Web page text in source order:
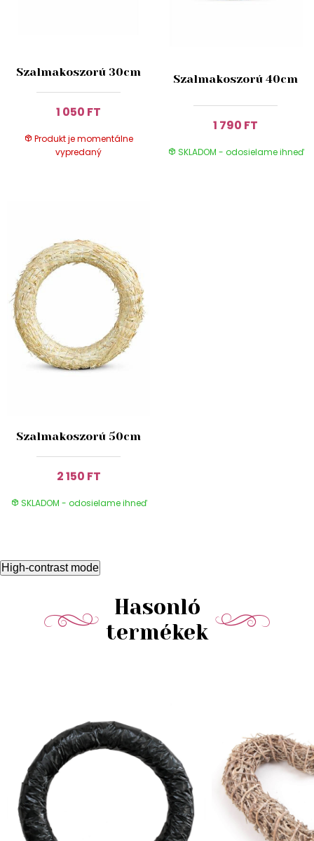
Szalmakoszorú 30cm
1 050 FT
Produkt je momentálne
vypredaný
Szalmakoszorú 40cm
1 790 FT
SKLADOM - odosielame ihneď
Szalmakoszorú 50cm
2 150 FT
SKLADOM - odosielame ihneď
High-contrast mode
Hasonló
termékek